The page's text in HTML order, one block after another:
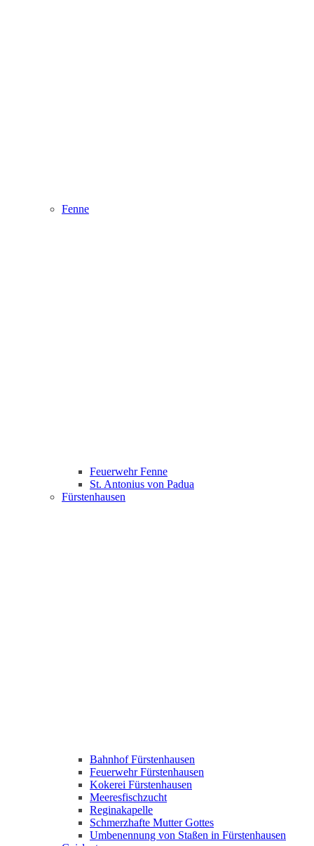
Fenne
Feuerwehr Fenne
St. Antonius von Padua
Fürstenhausen
Bahnhof Fürstenhausen
Feuerwehr Fürstenhausen
Kokerei Fürstenhausen
Meeresfischzucht
Reginakapelle
Schmerzhafte Mutter Gottes
Umbenennung von Staßen in Fürstenhausen